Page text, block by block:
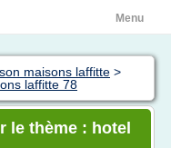
Menu
maisons laffitte >
laffitte 78
le thème : hotel